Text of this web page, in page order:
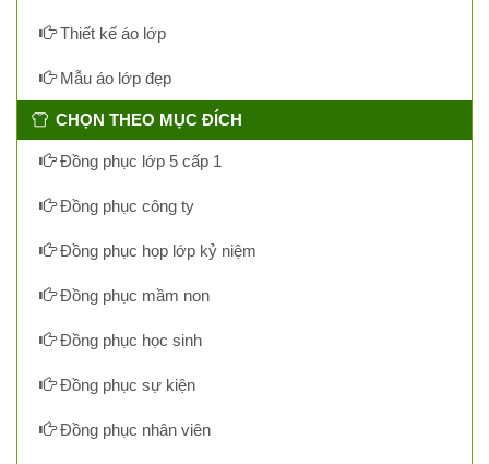
Thiết kế áo lớp
Mẫu áo lớp đẹp
CHỌN THEO MỤC ĐÍCH
Đồng phục lớp 5 cấp 1
Đồng phục công ty
Đồng phục họp lớp kỷ niệm
Đồng phục mầm non
Đồng phục học sinh
Đồng phục sự kiện
Đồng phục nhân viên